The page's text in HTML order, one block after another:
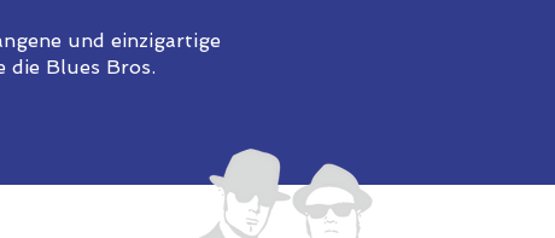
und einzigartige
die Blues Bros.